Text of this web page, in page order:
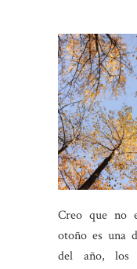
Creo que no
otoño es una
del año, los